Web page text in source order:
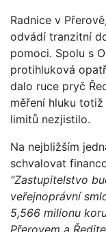
Radnice v
odvádí tranzitní
pomoci. Spolu s
protihluková
dalo ruce pryč
měření hluku
limitů nezjistilo.
Na nejbližším
schvalovat
"Zastupitelstvo
veřejnoprávní
5,566 milionu
Přerovem a